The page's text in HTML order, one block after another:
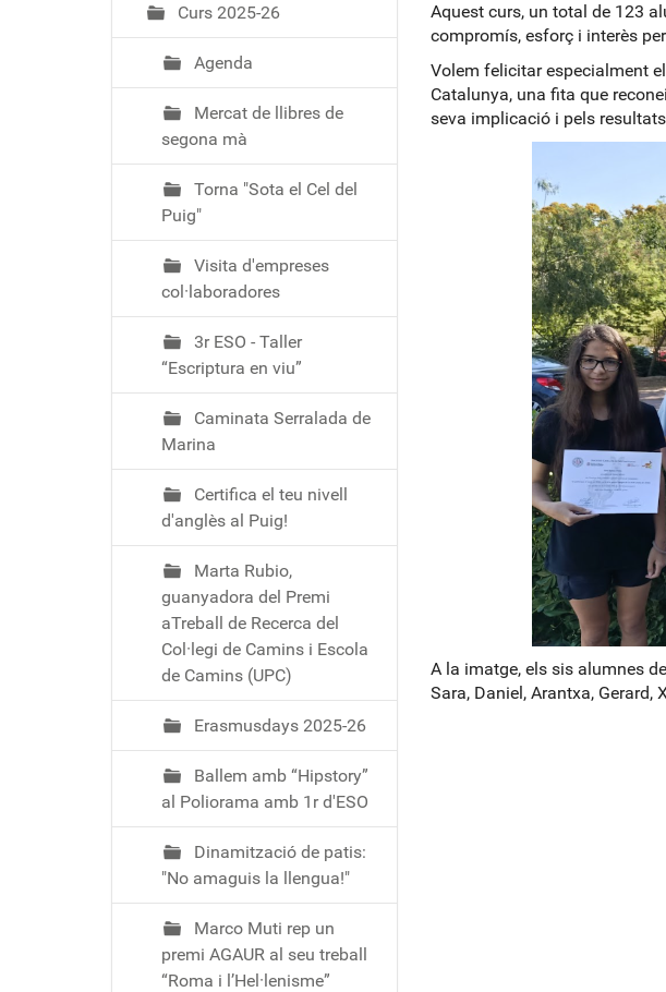
Aquest curs, un total de 123
compromís, esforç i interès
Volem felicitar especialment
Catalunya, una fita que
seva implicació i pels
A la imatge, els sis alumnes
Sara, Daniel, Arantxa, Gerard,
Curs 2025-26
Agenda
Mercat de llibres de
segona mà
Torna "Sota el Cel del
Puig"
Visita d'empreses
col·laboradores
3r ESO - Taller
“Escriptura en viu”
Caminata Serralada de
Marina
Certifica el teu nivell
d'anglès al Puig!
Marta Rubio,
guanyadora del Premi
aTreball de Recerca del
Col·legi de Camins i Escola
de Camins (UPC)
Erasmusdays 2025-26
Ballem amb “Hipstory”
al Poliorama amb 1r d'ESO
Dinamització de patis:
"No amaguis la llengua!"
Marco Muti rep un
premi AGAUR al seu treball
“Roma i l’Hel·lenisme”